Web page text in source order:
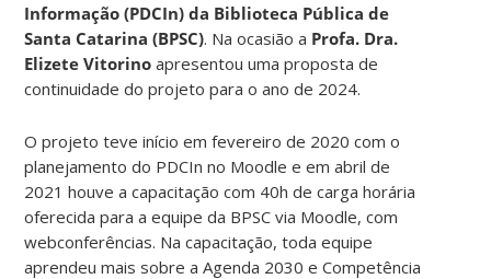
Informação (PDCIn) da Biblioteca Pública de
Santa Catarina (BPSC). Na ocasião a Profa. Dra.
Elizete Vitorino apresentou uma proposta de
continuidade do projeto para o ano de 2024.
O projeto teve início em fevereiro de 2020 com o
planejamento do PDCIn no Moodle e em abril de
2021 houve a capacitação com 40h de carga horária
oferecida para a equipe da BPSC via Moodle, com
webconferências. Na capacitação, toda equipe
aprendeu mais sobre a Agenda 2030 e Competência